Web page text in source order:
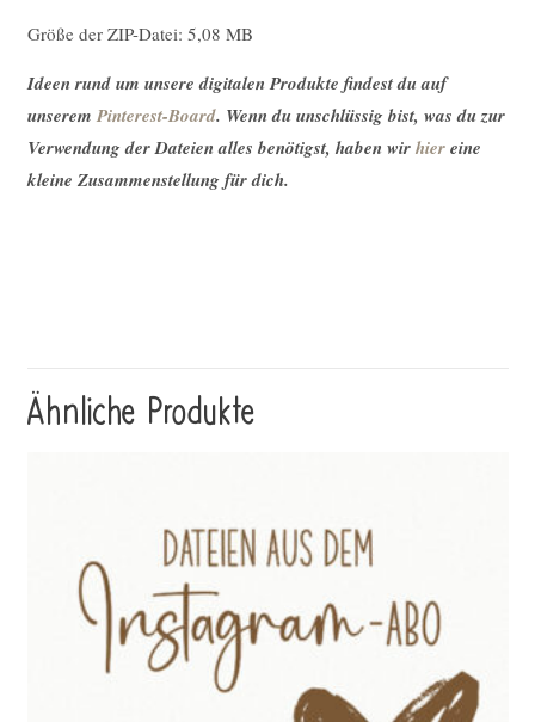
Größe der ZIP-Datei: 5,08 MB
Ideen rund um unsere digitalen Produkte findest du auf
unserem Pinterest-Board. Wenn du unschlüssig bist, was du zur
Verwendung der Dateien alles benötigst, haben wirhiereine
kleine Zusammenstellung für dich.
Ähnliche Produkte